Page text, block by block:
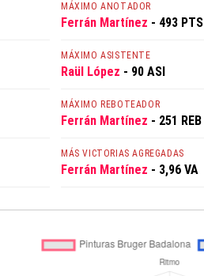
MÁXIMO ANOTADOR
Ferrán Martínez - 493 PTS
MÁXIMO ASISTENTE
Raül López - 90 ASI
MÁXIMO REBOTEADOR
Ferrán Martínez - 251 REB
MÁS VICTORIAS AGREGADAS
Ferrán Martínez - 3,96 VA